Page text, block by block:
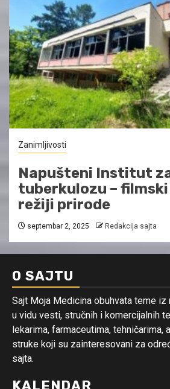
Zanimljivosti
Napušteni Institut
tuberkulozu –
režiji prirode
septembar 2, 2025 Redakcija sajta
O SAJTU
Sajt Moja Medicina obuhvata teme
u vidu vesti, stručnih i komercijalnih
lekarima, farmaceutima, tehničarima,
struke koji su zainteresovani za
sajta.